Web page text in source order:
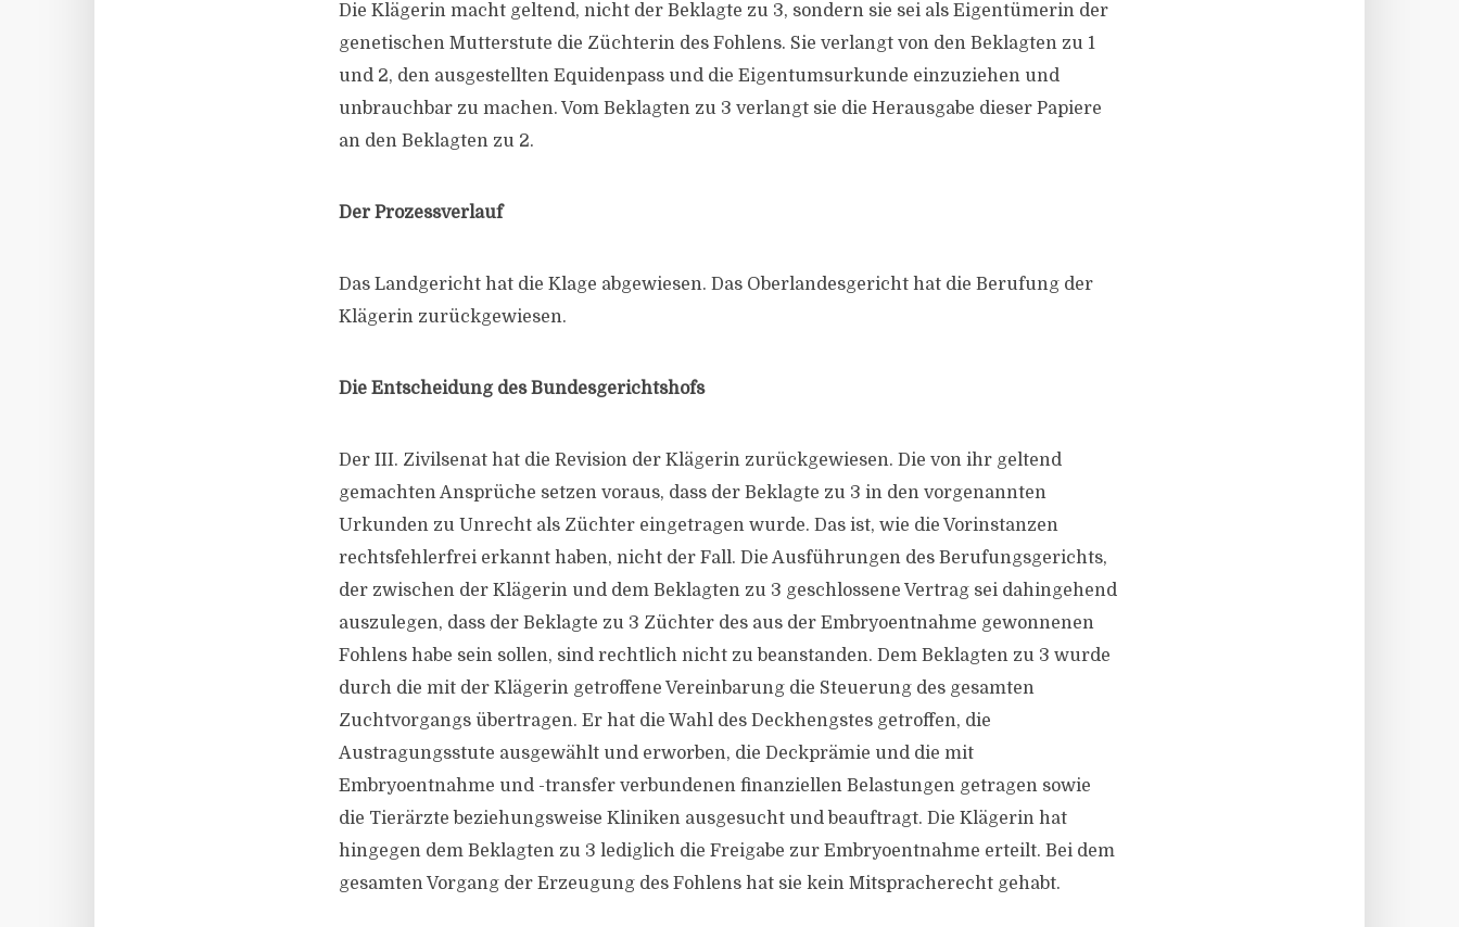
Die Klägerin macht geltend, nicht der Beklagte zu 3, sondern sie sei als Eigentümerin der
genetischen Mutterstute die Züchterin des Fohlens. Sie verlangt von den Beklagten zu 1
und 2, den ausgestellten Equidenpass und die Eigentumsurkunde einzuziehen und
unbrauchbar zu machen. Vom Beklagten zu 3 verlangt sie die Herausgabe dieser Papiere
an den Beklagten zu 2.
Der Prozessverlauf
Das Landgericht hat die Klage abgewiesen. Das Oberlandesgericht hat die Berufung der
Klägerin zurückgewiesen.
Die Entscheidung des Bundesgerichtshofs
Der III. Zivilsenat hat die Revision der Klägerin zurückgewiesen. Die von ihr geltend
gemachten Ansprüche setzen voraus, dass der Beklagte zu 3 in den vorgenannten
Urkunden zu Unrecht als Züchter eingetragen wurde. Das ist, wie die Vorinstanzen
rechtsfehlerfrei erkannt haben, nicht der Fall. Die Ausführungen des Berufungsgerichts,
der zwischen der Klägerin und dem Beklagten zu 3 geschlossene Vertrag sei dahingehend
auszulegen, dass der Beklagte zu 3 Züchter des aus der Embryoentnahme gewonnenen
Fohlens habe sein sollen, sind rechtlich nicht zu beanstanden. Dem Beklagten zu 3 wurde
durch die mit der Klägerin getroffene Vereinbarung die Steuerung des gesamten
Zuchtvorgangs übertragen. Er hat die Wahl des Deckhengstes getroffen, die
Austragungsstute ausgewählt und erworben, die Deckprämie und die mit
Embryoentnahme und -transfer verbundenen finanziellen Belastungen getragen sowie
die Tierärzte beziehungsweise Kliniken ausgesucht und beauftragt. Die Klägerin hat
hingegen dem Beklagten zu 3 lediglich die Freigabe zur Embryoentnahme erteilt. Bei dem
gesamten Vorgang der Erzeugung des Fohlens hat sie kein Mitspracherecht gehabt.